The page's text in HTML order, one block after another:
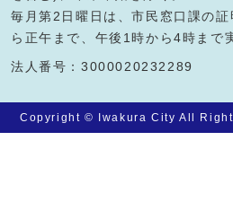
毎月第2日曜日は、市民窓口課の
ら正午まで、午後1時から4時まで
法人番号：3000020232289
Copyright © Iwakura City All